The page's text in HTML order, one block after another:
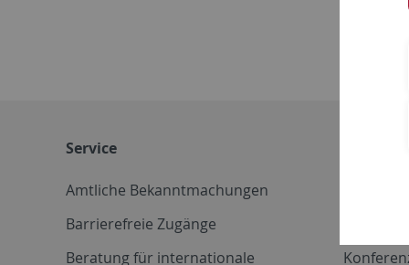
Service
Amtliche Bekanntmachungen
Barrierefreie Zugänge
Beratung für internationale